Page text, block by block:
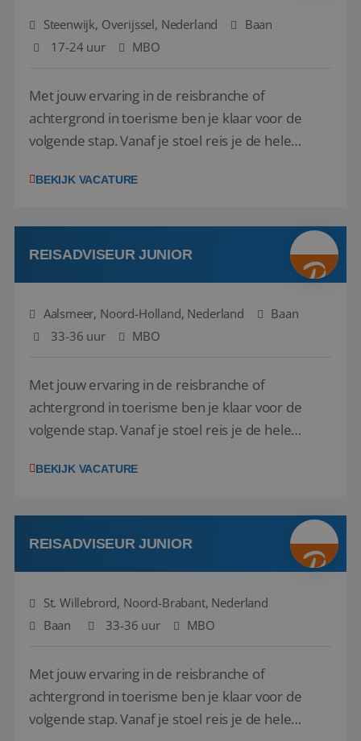
Steenwijk, Overijssel, Nederland
Baan
17-24 uur
MBO
Met jouw ervaring in de reisbranche of
achtergrond in toerisme ben je klaar voor de
volgende stap. Vanaf je stoel reis je de hele
wensen van je team, je klant en wat er in de
klanten te overtuigen om die droomreis te
boeken! ...
BEKIJK VACATURE
REISADVISEUR JUNIOR
Aalsmeer, Noord-Holland, Nederland
Baan
33-36 uur
MBO
Met jouw ervaring in de reisbranche of
achtergrond in toerisme ben je klaar voor de
volgende stap. Vanaf je stoel reis je de hele
wensen van je team, je klant en wat er in de
klanten te overtuigen om die droomreis te
boeken! ...
BEKIJK VACATURE
REISADVISEUR JUNIOR
St. Willebrord, Noord-Brabant, Nederland
Baan
33-36 uur MBO
Met jouw ervaring in de reisbranche of
achtergrond in toerisme ben je klaar voor de
volgende stap. Vanaf je stoel reis je de hele